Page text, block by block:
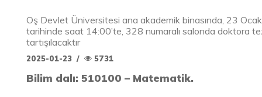
Oş Devlet Üniversitesi ana akademik binasında, 23
tarihinde saat 14:00’te, 328 numaralı salonda doktora
tartışılacaktır
2025-01-23 / 5731
Bilim dalı: 510100 – Matematik.